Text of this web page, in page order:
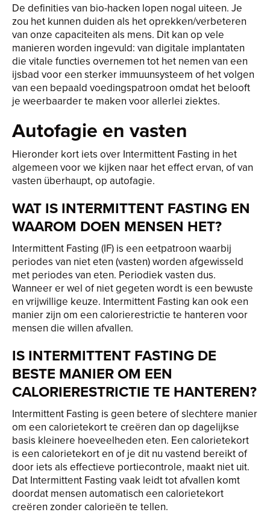
De definities van bio-hacken lopen nogal uiteen. Je
zou het kunnen duiden als het oprekken/verbeteren
van onze capaciteiten als mens. Dit kan op vele
manieren worden ingevuld: van digitale implantaten
die vitale functies overnemen tot het nemen van een
ijsbad voor een sterker immuunsysteem of het volgen
van een bepaald voedingspatroon omdat het belooft
je weerbaarder te maken voor allerlei ziektes.
Autofagie en vasten
Hieronder kort iets over Intermittent Fasting in het
algemeen voor we kijken naar het effect ervan, of van
vasten überhaupt, op autofagie.
WAT IS INTERMITTENT FASTING EN
WAAROM DOEN MENSEN HET?
Intermittent Fasting (IF) is een eetpatroon waarbij
periodes van niet eten (vasten) worden afgewisseld
met periodes van eten. Periodiek vasten dus.
Wanneer er wel of niet gegeten wordt is een bewuste
en vrijwillige keuze. Intermittent Fasting kan ook een
manier zijn om een calorierestrictie te hanteren voor
mensen die willen afvallen.
IS INTERMITTENT FASTING DE
BESTE MANIER OM EEN
CALORIERESTRICTIE TE HANTEREN?
Intermittent Fasting is geen betere of slechtere manier
om een calorietekort te creëren dan op dagelijkse
basis kleinere hoeveelheden eten. Een calorietekort
is een calorietekort en of je dit nu vastend bereikt of
door iets als effectieve portiecontrole, maakt niet uit.
Dat Intermittent Fasting vaak leidt tot afvallen komt
doordat mensen automatisch een calorietekort
creëren zonder calorieën te tellen.